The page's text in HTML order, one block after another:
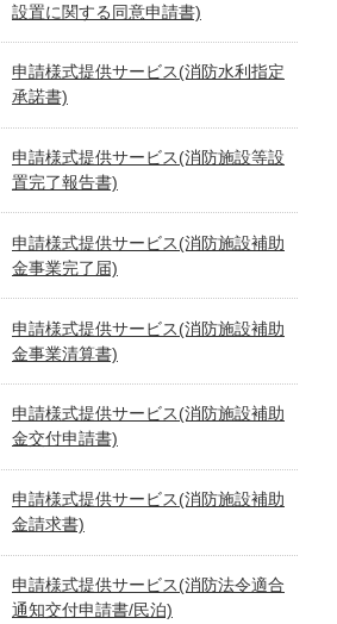
設置に関する同意申請書)
申請様式提供サービス(消防水利指定
承諾書)
申請様式提供サービス(消防施設等設
置完了報告書)
申請様式提供サービス(消防施設補助
金事業完了届)
申請様式提供サービス(消防施設補助
金事業清算書)
申請様式提供サービス(消防施設補助
金交付申請書)
申請様式提供サービス(消防施設補助
金請求書)
申請様式提供サービス(消防法令適合
通知交付申請書/民泊)